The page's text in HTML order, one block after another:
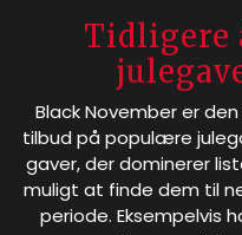
Tidligere
Black November er
tilbud på populære
gaver, der dominerer
muligt at finde dem til
periode. Eksempelvis